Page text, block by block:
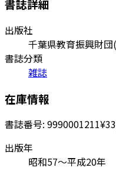
書誌詳細
出版社
千葉県教育振興財
書誌分類
雑誌
在庫情報
書誌番号: 9990001211
出版年
昭和57～平成20年